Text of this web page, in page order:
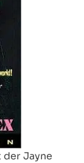
Jayne